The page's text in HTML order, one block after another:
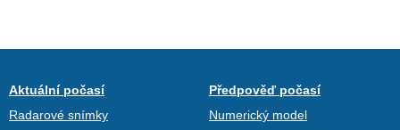
Aktuální počasí
Radarové snímky
Předpověď počasí
Numerický model